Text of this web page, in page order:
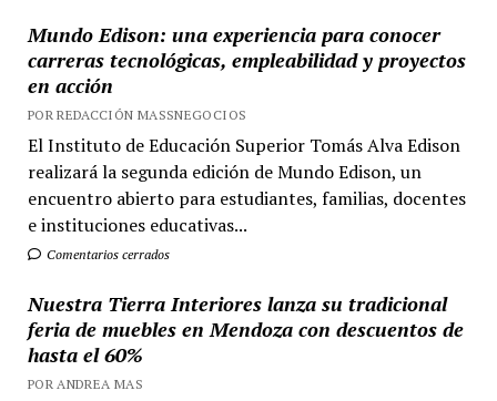
Mundo Edison: una experiencia para conocer
carreras tecnológicas, empleabilidad y proyectos
en acción
POR REDACCIÓN MASSNEGOCIOS
El Instituto de Educación Superior Tomás Alva Edison
realizará la segunda edición de Mundo Edison, un
encuentro abierto para estudiantes, familias, docentes
e instituciones educativas...
Comentarios cerrados
Nuestra Tierra Interiores lanza su tradicional
feria de muebles en Mendoza con descuentos de
hasta el 60%
POR ANDREA MAS